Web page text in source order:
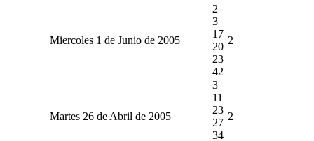
Miercoles 1 de Junio de 2005
2
3
17
20
23
42
2
Martes 26 de Abril de 2005
3
11
23
27
34
2